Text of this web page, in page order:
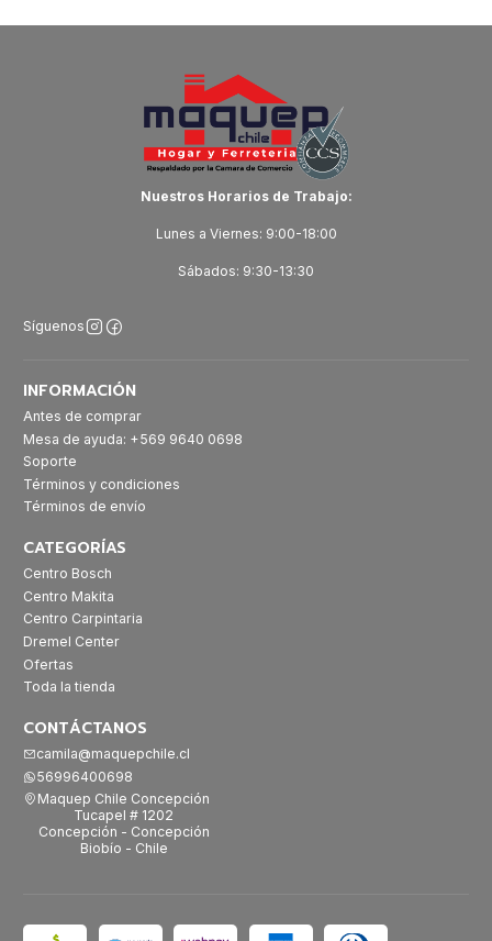
Nuestros Horarios de Trabajo:
Lunes a Viernes: 9:00-18:00
Sábados: 9:30-13:30
Síguenos
INFORMACIÓN
Antes de comprar
Mesa de ayuda: +569 9640 0698
Soporte
Términos y condiciones
Términos de envío
CATEGORÍAS
Centro Bosch
Centro Makita
Centro Carpintaria
Dremel Center
Ofertas
Toda la tienda
CONTÁCTANOS
camila@maquepchile.cl
56996400698
Maquep Chile Concepción
Tucapel # 1202
Concepción - Concepción
Biobío - Chile